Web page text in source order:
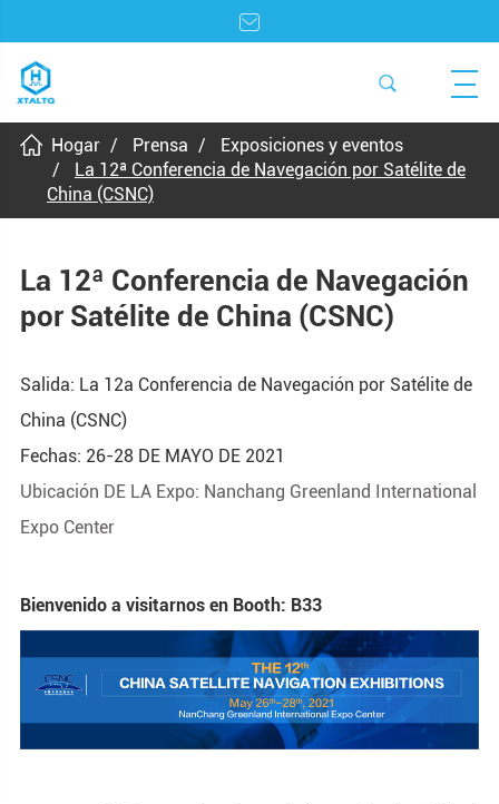
Hogar Prensa
Exposiciones y eventos
La 12ª Conferencia de Navegación por Satélite de
China (CSNC)
La 12ª Conferencia de Navegación
por Satélite de China (CSNC)
Salida: La 12a Conferencia de Navegación por Satélite de
China (CSNC)
Fechas: 26-28 DE MAYO DE 2021
Ubicación DE LA Expo: Nanchang Greenland International
Expo Center
Bienvenido a visitarnos en Booth: B33